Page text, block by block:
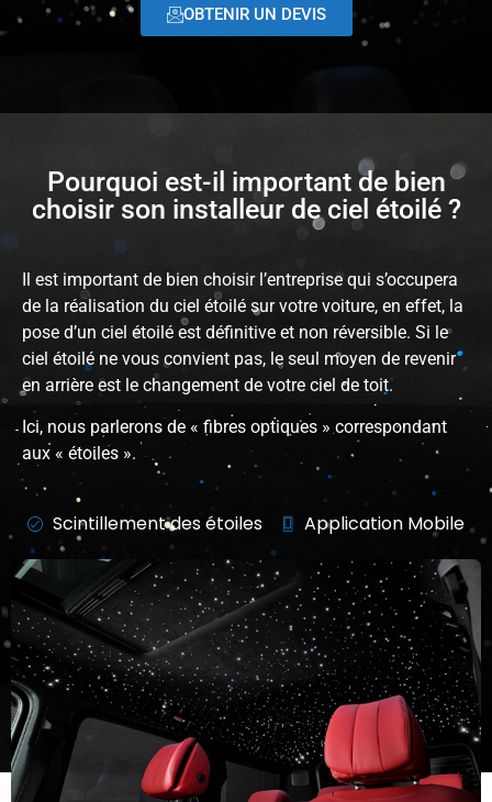
OBTENIR UN DEVIS
Pourquoi est-il important de bien
choisir son installeur de ciel étoilé ?
Il est important de bien choisir l’entreprise qui s’occupera
de la réalisation du ciel étoilé sur votre voiture, en effet, la
pose d’un ciel étoilé est définitive et non réversible. Si le
ciel étoilé ne vous convient pas, le seul moyen de revenir
en arrière est le changement de votre ciel de toit.
Ici, nous parlerons de « fibres optiques » correspondant
aux « étoiles ».
Scintillement des étoiles Application Mobile